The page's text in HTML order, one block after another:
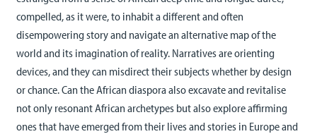
compelled, as it were, to inhabit a different and often
disempowering story and navigate an alternative map of the
world and its imagination of reality. Narratives are orienting
devices, and they can misdirect their subjects whether by design
or chance. Can the African diaspora also excavate and revitalise
not only resonant African archetypes but also explore affirming
ones that have emerged from their lives and stories in Europe and